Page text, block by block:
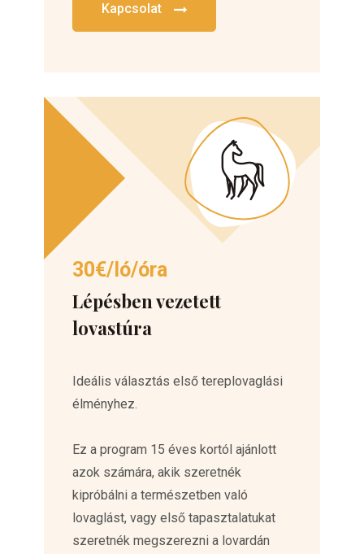
Kapcsolat
30€/ló/óra
Lépésben vezetett
lovastúra
Ideális választás első tereplovaglási
élményhez.
Ez a program 15 éves kortól ajánlott
azok számára, akik szeretnék
kipróbálni a természetben való
lovaglást, vagy első tapasztalatukat
szeretnék megszerezni a lovardán